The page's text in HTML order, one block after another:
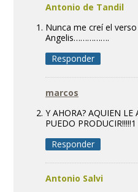
Antonio de Tandil
Nunca me creí el
Angelis…………….
Responder
marcos
Y AHORA? AQUIEN
PUEDO PRODUCIR!!!!!1
Responder
Antonio Salvi